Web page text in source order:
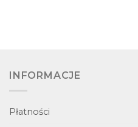
INFORMACJE
Płatności